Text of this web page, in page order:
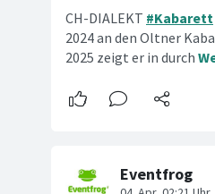
CH-DIALEKT #Kabarett
2024 an den Oltner
2025 zeigt er in durch